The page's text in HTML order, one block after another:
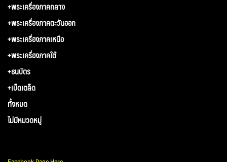
+พระเครื่องภาคกลาง
+พระเครื่องภาคตะวันออก
+พระเครื่องภาคเหนือ
+พระเครื่องภาคใต้
+ธนบัตร
+เบ็ดเตล็ด
ทั้งหมด
ไม่มีหมวดหมู่